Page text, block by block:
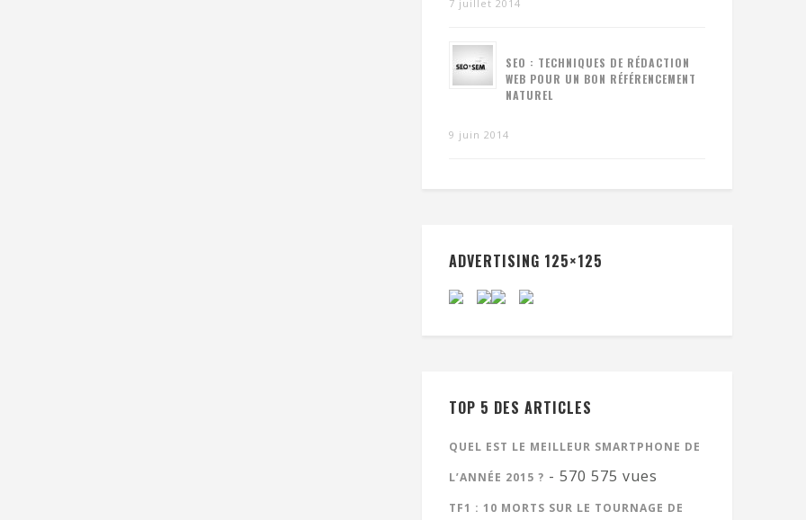
7 juillet 2014
SEO : TECHNIQUES DE RÉDACTION
WEB POUR UN BON RÉFÉRENCEMENT
NATUREL
9 juin 2014
ADVERTISING 125×125
TOP 5 DES ARTICLES
QUEL EST LE MEILLEUR SMARTPHONE DE
L’ANNÉE 2015 ? - 570 575 vues
TF1 : 10 MORTS SUR LE TOURNAGE DE